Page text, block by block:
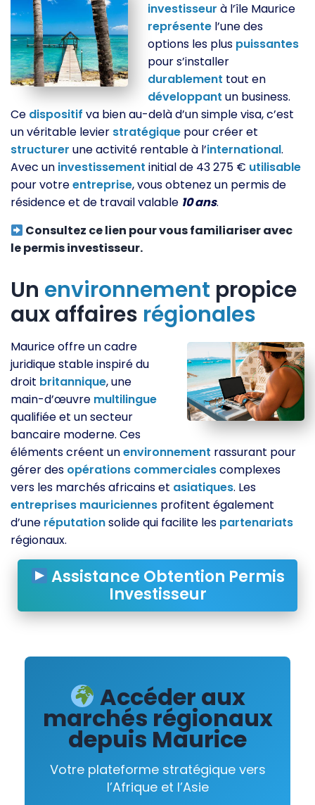
investisseur à l’île Maurice
représente l’une des
options les plus puissantes
pour s’installer
durablement tout en
développant un business.
Ce dispositif va bien au-delà d’un simple visa, c’est
un véritable levier stratégique pour créer et
structurer une activité rentable à l’international.
Avec un investissement initial de 43 275 € utilisable
pour votreentreprise, vous obtenez un permis de
résidence et de travail valable 10 ans.
Consultez ce lien pour vous familiariser avec
le permis investisseur.
Un environnement propice
aux affaires régionales
Maurice offre un cadre
juridique stable inspiré du
droit britannique, une
main-d’œuvre multilingue
qualifiée et un secteur
bancaire moderne. Ces
éléments créent unenvironnement rassurant pour
gérer des opérations commercialescomplexes
vers les marchés africains et asiatiques. Les
entreprises mauriciennes profitent également
d’une réputationsolide qui facilite les partenariats
régionaux.
Assistance Obtention Permis
Investisseur
Accéder aux
marchés régionaux
depuis Maurice
Votre plateforme stratégique vers
l’Afrique et l’Asie